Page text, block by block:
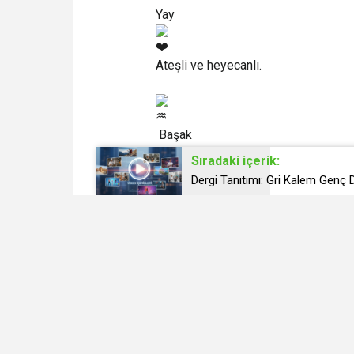
Sıradaki içerik:
Dergi Tanıtımı: Gri Kalem Genç
Yay
Ateşli ve heyecanlı.
Başak
Bu Hafta: Plan, düzen, detay.